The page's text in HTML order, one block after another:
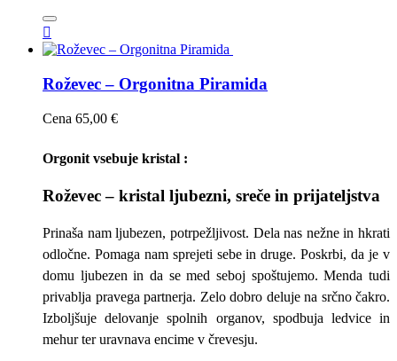

Roževec – Orgonitna Piramida
Cena 65,00 €
Orgonit vsebuje kristal :
Roževec – kristal ljubezni, sreče in prijateljstva
Prinaša nam ljubezen, potrpežljivost. Dela nas nežne in hkrati
odločne. Pomaga nam sprejeti sebe in druge. Poskrbi, da je v
domu ljubezen in da se med seboj spoštujemo. Menda tudi
privablja pravega partnerja. Zelo dobro deluje na srčno čakro.
Izboljšuje delovanje spolnih organov, spodbuja ledvice in
mehur ter uravnava encime v črevesju.